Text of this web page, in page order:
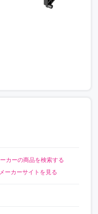
カーの商品を検索する
メーカーサイトを見る